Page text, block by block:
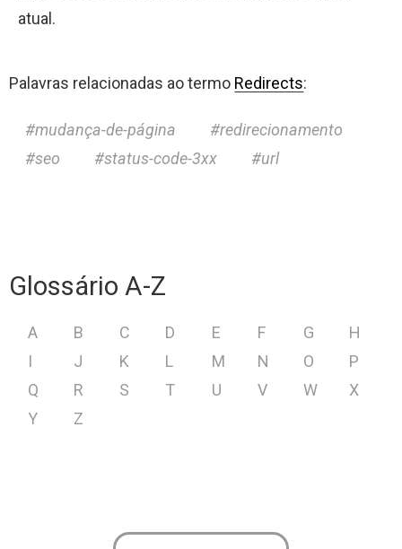
atual.
Palavras relacionadas ao termo Redirects:
mudança-de-página
redirecionamento
seo
status-code-3xx url
Glossário A-Z
A B C D E F G
H
I
J K L M N O
P
Q
R S T U V W
X
Y
Z